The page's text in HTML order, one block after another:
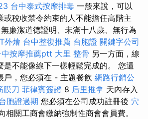
台中泰式按摩排毒 一般來說，可以
或稅收禁令約束的人不能擔任高階主
無廉潔道德證明、未滿十八歲、無行為
外燴 台中整復推薦 台胞證 關鍵字公司
中按摩推薦ptt 大里 整骨 另一方面，線
是不能像線下一樣輕鬆完成的。 您還
戶，您必須在 - 主題餐飲 網路行銷公
膜刀 菲律賓簽證 8 后里推拿 天內存入
胞證過期 您必須在公司成功註冊後 穴
相關工商會繳納強制性商會會員費。